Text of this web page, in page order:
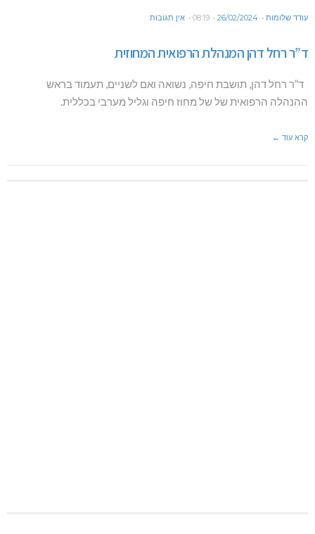
עודד שלומות 26/02/2024
08:19 אין תגובות
ד”ר רחל דהן המנהלת הרפואית המחוזית
ד”ר רחל דהן, תושבת חיפה, נשואה ואם לשניים, תעמוד בראש
ההנהלה הרפואית של של מחוז חיפה וגליל מערבי בכללית.
קרא עוד ←